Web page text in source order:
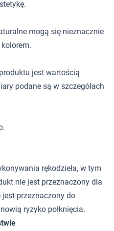
mogą się nieznacznie
jest wartością
podane są w szczegółach
rękodzieła, w tym
nie jest przeznaczony dla
przeznaczony do
ryzyko połknięcia.